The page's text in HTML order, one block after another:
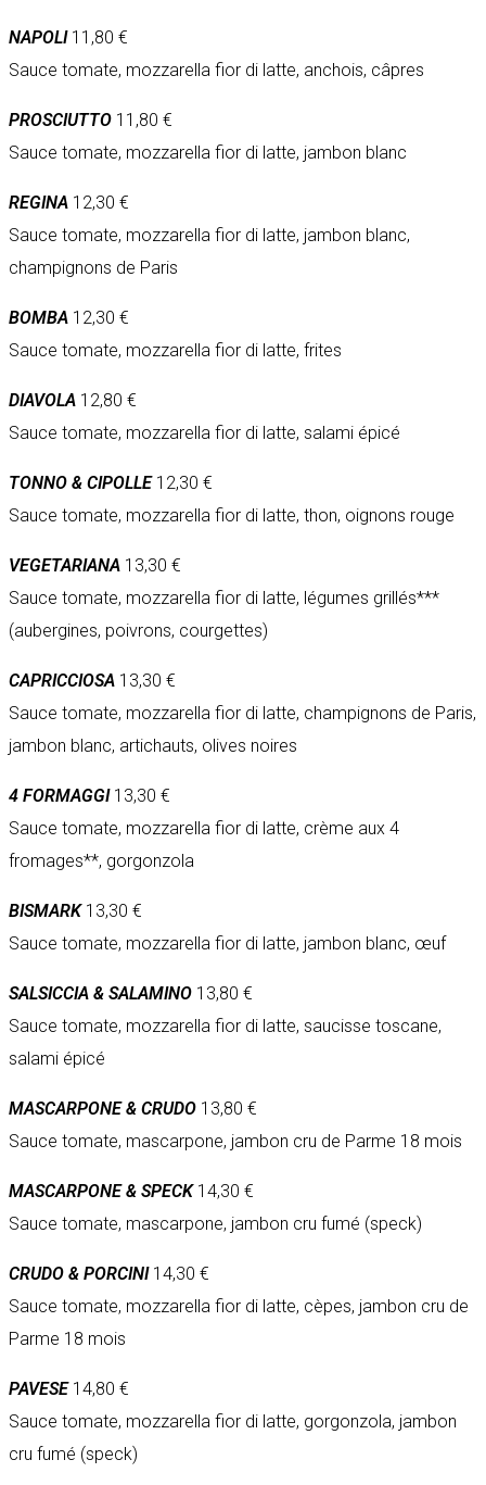
NAPOLI 11,80 €
Sauce tomate, mozzarella fior di latte, anchois, câpres
PROSCIUTTO 11,80 €
Sauce tomate, mozzarella fior di latte, jambon blanc
REGINA 12,30 €
Sauce tomate, mozzarella fior di latte, jambon blanc,
champignons de Paris
BOMBA 12,30 €
Sauce tomate, mozzarella fior di latte, frites
DIAVOLA 12,80 €
Sauce tomate, mozzarella fior di latte, salami épicé
TONNO & CIPOLLE 12,30 €
Sauce tomate, mozzarella fior di latte, thon, oignons rouge
VEGETARIANA 13,30 €
Sauce tomate, mozzarella fior di latte, légumes grillés***
(aubergines, poivrons, courgettes)
CAPRICCIOSA 13,30 €
Sauce tomate, mozzarella fior di latte, champignons de Paris,
jambon blanc, artichauts, olives noires
4 FORMAGGI 13,30 €
Sauce tomate, mozzarella fior di latte, crème aux 4
fromages**, gorgonzola
BISMARK 13,30 €
Sauce tomate, mozzarella fior di latte, jambon blanc, œuf
SALSICCIA & SALAMINO 13,80 €
Sauce tomate, mozzarella fior di latte, saucisse toscane,
salami épicé
MASCARPONE & CRUDO 13,80 €
Sauce tomate, mascarpone, jambon cru de Parme 18 mois
MASCARPONE & SPECK 14,30 €
Sauce tomate, mascarpone, jambon cru fumé (speck)
CRUDO & PORCINI 14,30 €
Sauce tomate, mozzarella fior di latte, cèpes, jambon cru de
Parme 18 mois
PAVESE14,80 €
Sauce tomate, mozzarella fior di latte, gorgonzola, jambon
cru fumé (speck)